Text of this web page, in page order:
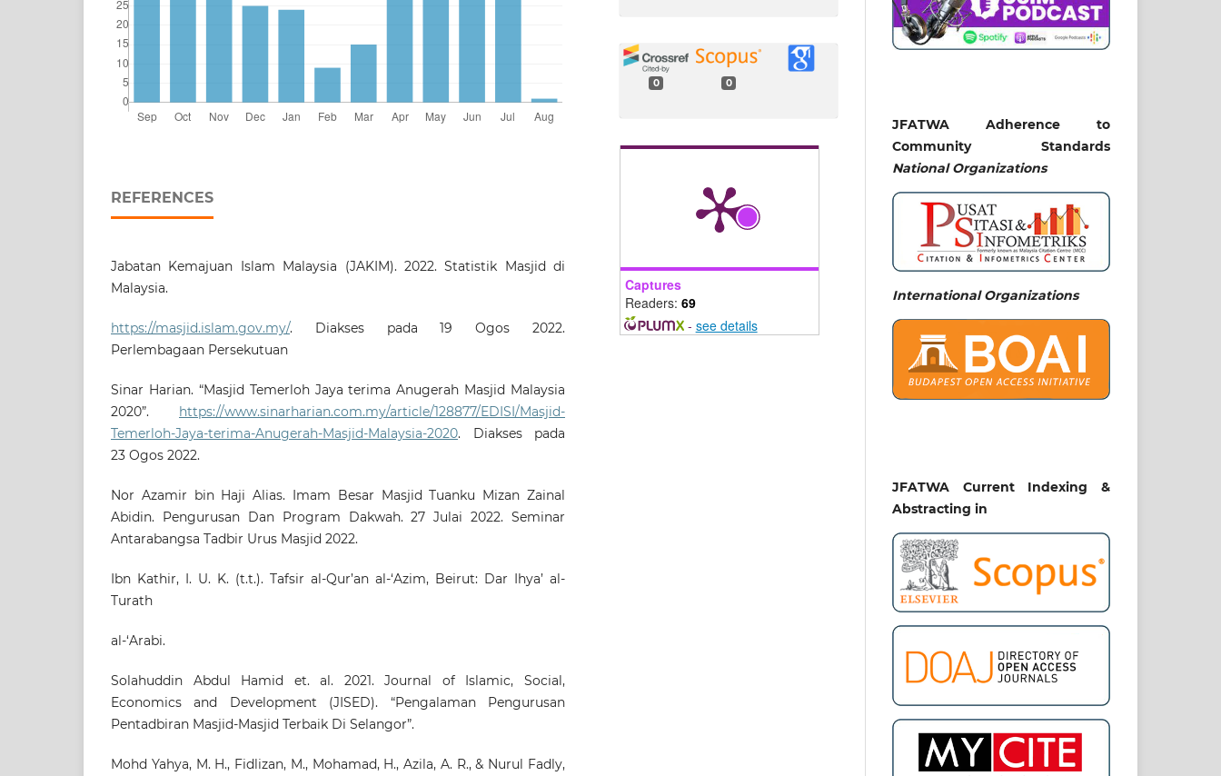
REFERENCES
Jabatan Kemajuan Islam Malaysia (JAKIM). 2022. Statistik Masjid di
Malaysia.
https://masjid.islam.gov.my/. Diakses pada 19 Ogos 2022.
Perlembagaan Persekutuan
Sinar Harian. “Masjid Temerloh Jaya terima Anugerah Masjid Malaysia
2020”. https://www.sinarharian.com.my/article/128877/EDISI/Masjid-
Temerloh-Jaya-terima-Anugerah-Masjid-Malaysia-2020. Diakses pada
23 Ogos 2022.
Nor Azamir bin Haji Alias. Imam Besar Masjid Tuanku Mizan Zainal
Abidin. Pengurusan Dan Program Dakwah. 27 Julai 2022. Seminar
Antarabangsa Tadbir Urus Masjid 2022.
Ibn Kathir, I. U. K. (t.t.). Tafsir al-Qur’an al-‘Azim, Beirut: Dar Ihya’ al-
Turath
al-‘Arabi.
Solahuddin Abdul Hamid et. al. 2021. Journal of Islamic, Social,
Economics and Development (JISED). “Pengalaman Pengurusan
Pentadbiran Masjid-Masjid Terbaik Di Selangor”.
Mohd Yahya, M. H., Fidlizan, M., Mohamad, H., Azila, A. R., & Nurul Fadly,
0 0
Captures
Readers: 69
- see details
JFATWA Adherence to
Community Standards
National Organizations
International Organizations
JFATWA Current Indexing &
Abstracting in